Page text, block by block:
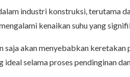
industri konstruksi, terutama
kenaikan suhu yang
akan menyebabkan
ideal selama proses pendinginan